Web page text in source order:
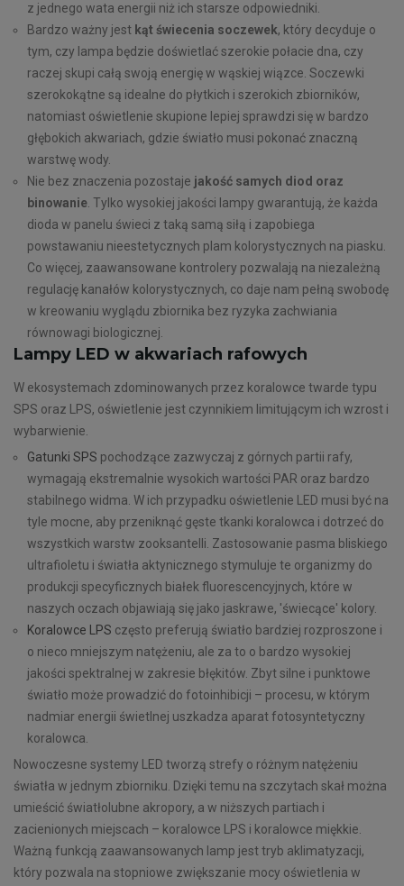
z jednego wata energii niż ich starsze odpowiedniki.
Bardzo ważny jest kąt świecenia soczewek, który decyduje o
tym, czy lampa będzie doświetlać szerokie połacie dna, czy
raczej skupi całą swoją energię w wąskiej wiązce. Soczewki
szerokokątne są idealne do płytkich i szerokich zbiorników,
natomiast oświetlenie skupione lepiej sprawdzi się w bardzo
głębokich akwariach, gdzie światło musi pokonać znaczną
warstwę wody.
Nie bez znaczenia pozostaje jakość samych diod oraz
binowanie . Tylko wysokiej jakości lampy gwarantują, że każda
dioda w panelu świeci z taką samą siłą i zapobiega
powstawaniu nieestetycznych plam kolorystycznych na piasku.
Co więcej, zaawansowane kontrolery pozwalają na niezależną
regulację kanałów kolorystycznych, co daje nam pełną swobodę
w kreowaniu wyglądu zbiornika bez ryzyka zachwiania
równowagi biologicznej.
Lampy LED w akwariach rafowych
W ekosystemach zdominowanych przez koralowce twarde typu
SPS oraz LPS, oświetlenie jest czynnikiem limitującym ich wzrost i
wybarwienie.
Gatunki SPS pochodzące zazwyczaj z górnych partii rafy,
wymagają ekstremalnie wysokich wartości PAR oraz bardzo
stabilnego widma. W ich przypadku oświetlenie LED musi być na
tyle mocne, aby przeniknąć gęste tkanki koralowca i dotrzeć do
wszystkich warstw zooksantelli. Zastosowanie pasma bliskiego
ultrafioletu i światła aktynicznego stymuluje te organizmy do
produkcji specyficznych białek fluorescencyjnych, które w
naszych oczach objawiają się jako jaskrawe, 'świecące' kolory.
Koralowce LPS często preferują światło bardziej rozproszone i
o nieco mniejszym natężeniu, ale za to o bardzo wysokiej
jakości spektralnej w zakresie błękitów. Zbyt silne i punktowe
światło może prowadzić do fotoinhibicji – procesu, w którym
nadmiar energii świetlnej uszkadza aparat fotosyntetyczny
koralowca.
Nowoczesne systemy LED tworzą strefy o różnym natężeniu
światła w jednym zbiorniku. Dzięki temu na szczytach skał można
umieścić światłolubne akropory, a w niższych partiach i
zacienionych miejscach – koralowce LPS i koralowce miękkie.
Ważną funkcją zaawansowanych lamp jest tryb aklimatyzacji,
który pozwala na stopniowe zwiększanie mocy oświetlenia w